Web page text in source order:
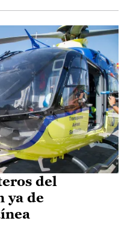
del
ya de